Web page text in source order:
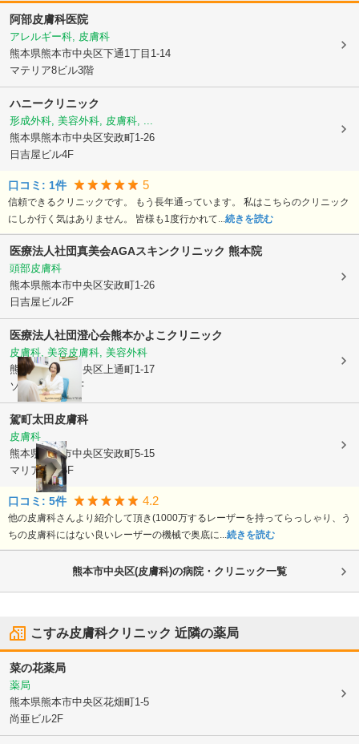
阿部皮膚科医院
アレルギー科, 皮膚科
熊本県熊本市中央区下通1丁目1-14
マテリア8ビル3階
ハニークリニック
形成外科, 美容外科, 皮膚科, ...
熊本県熊本市中央区安政町1-26
日吉屋ビル4F
口コミ: 1件 5
信頼できるクリニックです。 もう長年通っています。 私はこちらのクリニック
にしか行く気はありません。 皆様も1度行かれて... 続きを読む
医療法人社団真美会AGAスキンクリニック 熊本院
頭部皮膚科
熊本県熊本市中央区安政町1-26
日吉屋ビル2F
医療法人社団澄心会熊本かよこクリニック
皮膚科, 美容皮膚科, 美容外科
熊本県熊本市中央区 上通町1-17
ソネットビル2F
駕町太田皮膚科
皮膚科
熊本県熊本市中央区安政町5-15
マリアビル5F
口コミ: 5件 4.2
他の皮膚科さんより紹介して頂き(1000万するレーザーを持ってらっしゃり、う
ちの皮膚科にはない良いレーザーの機械で奥底に... 続きを読む
熊本市中央区(皮膚科)の病院・クリニック一覧
こすみ皮膚科クリニック 近隣の薬局
菜の花薬局
薬局
熊本県熊本市中央区花畑町1-5
尚亜ビル2F